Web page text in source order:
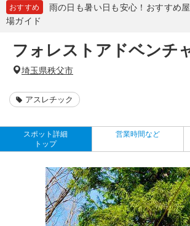
おすすめ
雨の日も暑い日も安心！おすすめ
場ガイド
フォレストアドベンチ
埼玉県秩父市
アスレチック
スポット詳細
トップ
営業時間など